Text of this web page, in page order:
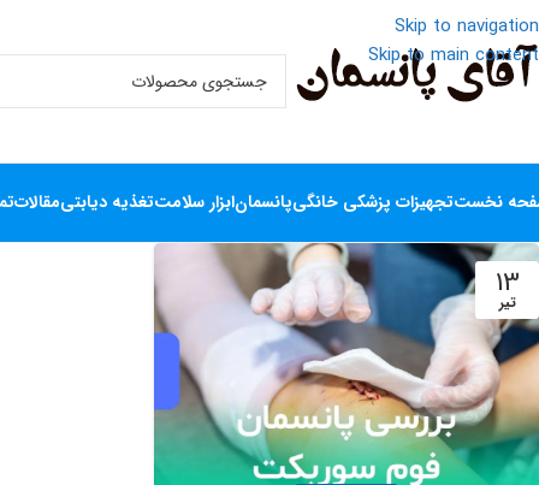
Skip to navigation
Skip to main content
نخستتجهیزات پزشکی خانگیپانسمانابزار سلامتتغذیه دیابتیمقالات
13
تیر